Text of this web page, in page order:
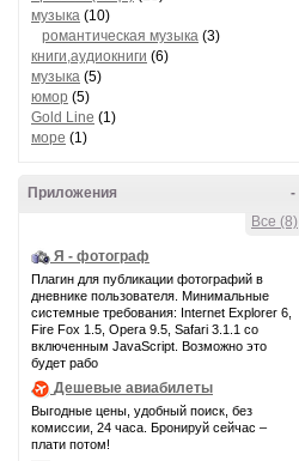
музыка (10)
романтическая музыка (3)
книги,аудиокниги (6)
музыка (5)
юмор (5)
Gold Line (1)
море (1)
-
Приложения
Все (8)
Я - фотограф
Плагин для публикации фотографий в
дневнике пользователя. Минимальные
системные требования: Internet Explorer 6,
Fire Fox 1.5, Opera 9.5, Safari 3.1.1 со
включенным JavaScript. Возможно это
будет рабо
Дешевые авиабилеты
Выгодные цены, удобный поиск, без
комиссии, 24 часа. Бронируй сейчас –
плати потом!